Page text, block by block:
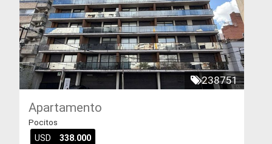
238751
Apartamento
Pocitos
USD 338.000